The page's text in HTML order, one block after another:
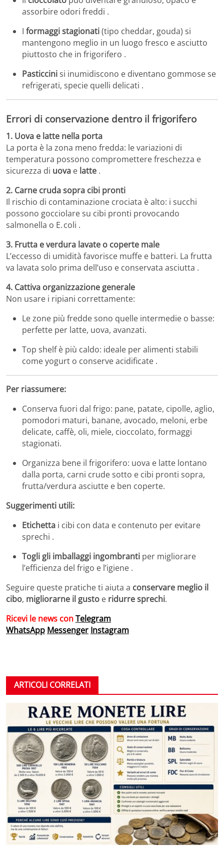
assorbire odori freddi .
I formaggi stagionati(tipo cheddar, gouda) si
mantengono meglio in un luogo fresco e asciutto
piuttosto che in frigorifero .
Pasticcinisi inumidiscono e diventano gommose se
refrigerati, specie quelli delicati .
Errori di conservazione dentro il frigorifero
1. Uova e latte nella porta
La porta è la zona meno fredda: le variazioni di
temperatura possono compromettere freschezza e
sicurezza di uova e latte .
2. Carne cruda sopra cibi pronti
Il rischio di contaminazione crociata è alto: i succhi
possono gocciolare su cibi pronti provocando
salmonella o E. coli .
3. Frutta e verdura lavate o coperte male
L’eccesso di umidità favorisce muffe e batteri. La frutta
va lavata solo prima dell’uso e conservata asciutta .
4. Cattiva organizzazione generale
Non usare i ripiani correttamente:
Le zone più fredde sono quelle intermedie o basse:
perfette per latte, uova, avanzati.
Top shelf è più caldo: ideale per alimenti stabili
come yogurt o conserve acidificate .
Per riassumere:
Conserva fuori dal frigo: pane, patate, cipolle, aglio,
pomodori maturi, banane, avocado, meloni, erbe
delicate, caffè, oli, miele, cioccolato, formaggi
stagionati.
Organizza bene il frigorifero: uova e latte lontano
dalla porta, carni crude sotto e cibi pronti sopra,
frutta/verdura asciutte e ben coperte.
Suggerimenti utili:
Etichetta i cibi con data e contenuto per evitare
sprechi .
Togli gli imballaggi ingombranti per migliorare
l’efficienza del frigo e l’igiene .
Seguire queste pratiche ti aiuta a conservare meglio il
cibo, migliorarne il gusto e ridurre sprechi.
Ricevi le news conTelegram
WhatsApp Messenger Instagram
ARTICOLI CORRELATI